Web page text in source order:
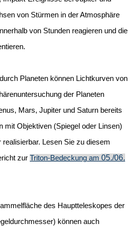
von Stürmen in der Atmosphäre
von Stunden reagieren und die
Planeten können Lichtkurven von
der Planeten
Mars, Jupiter und Saturn bereits
mit Objektiven (Spiegel oder Linsen)
Lesen Sie zu diesem
zur Triton-Bedeckung am 05./06.
des Hauptteleskopes der
können auch